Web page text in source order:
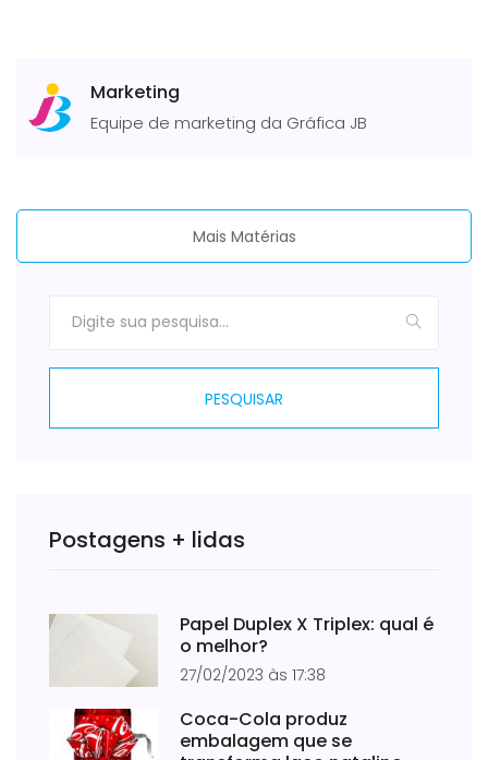
Marketing
Equipe de marketing da Gráfica JB
Mais Matérias
PESQUISAR
Postagens + lidas
Papel Duplex X Triplex: qual é
o melhor?
27/02/2023 às 17:38
Coca-Cola produz
embalagem que se